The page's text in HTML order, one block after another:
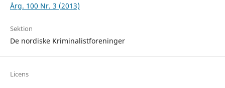
Årg. 100 Nr. 3 (2013)
Sektion
De nordiske Kriminalistforeninger
Licens